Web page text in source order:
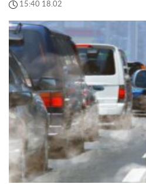
15:40 18.02